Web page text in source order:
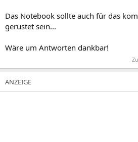
Das Notebook sollte auch für das
gerüstet sein...
Wäre um Antworten dankbar!